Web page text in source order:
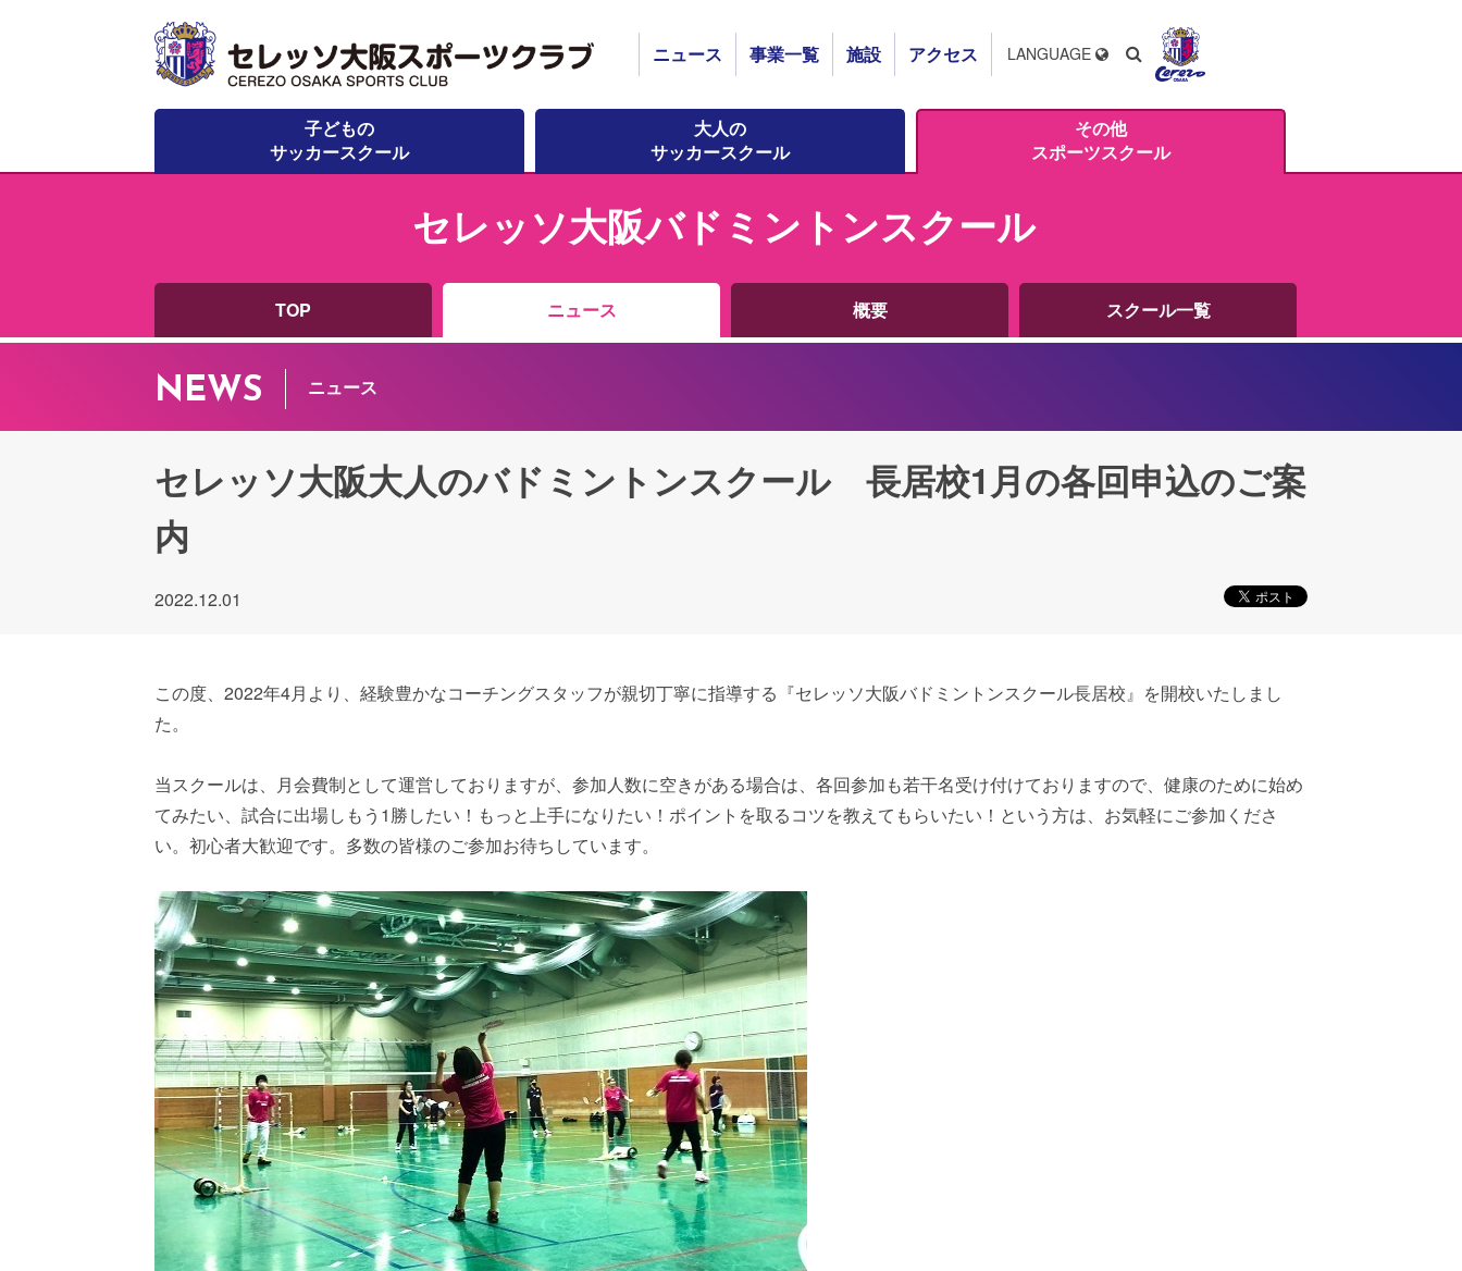
ニュース 事業一覧 施設 アクセス
子どもの
サッカースクール
大人の
サッカースクール
その他
スポーツスクール
LANGUAGE
セレッソ大阪バドミントンスクール
TOP ニュース 概要 スクール一覧
NEWS ニュース
セレッソ大阪大人のバドミントンスクール 長居校1月の各回申込のご案
内
2022.12.01
この度、2022年4月より、経験豊かなコーチングスタッフが親切丁寧に指導する『セレッソ大阪バドミントンスクール長居校』を開校いたしまし
た。
当スクールは、月会費制として運営しておりますが、参加人数に空きがある場合は、各回参加も若干名受け付けておりますので、健康のために始め
てみたい、試合に出場しもう1勝したい！もっと上手になりたい！ポイントを取るコツを教えてもらいたい！という方は、お気軽にご参加くださ
い。初心者大歓迎です。多数の皆様のご参加お待ちしています。